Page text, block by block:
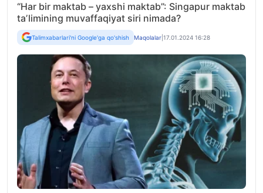
“Har bir maktab – yaxshi maktab”: Singapur maktab
taʼlimining muvaffaqiyat siri nimada?
Talimxabarlari'ni Google'ga qo'shish Maqolalar 17.01.2024 16:28